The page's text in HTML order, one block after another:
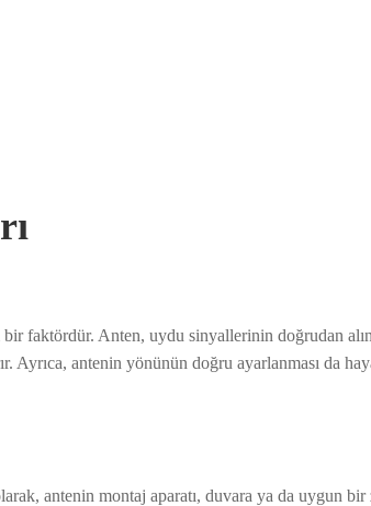
faktördür. Anten, uydu sinyallerinin doğrudan
antenin yönünün doğru ayarlanması da
antenin montaj aparatı, duvara ya da uygun bir